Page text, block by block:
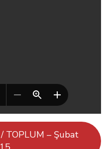
TOPLUM – Şubat